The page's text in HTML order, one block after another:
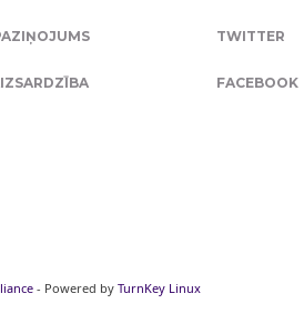
TWITTER
FACEBOOK
- Powered by TurnKey Linux